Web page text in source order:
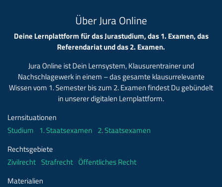
Über Jura Online
Deine Lernplattform für das Jurastudium, das 1. Examen, das
Referendariat und das 2. Examen.
Jura Online ist Dein Lernsystem, Klausurentrainer und
Nachschlagewerk in einem – das gesamte klausurrelevante
Wissen vom 1. Semester bis zum 2. Examen findest Du gebündelt
in unserer digitalen Lernplattform.
Lernsituationen
Studium 1. Staatsexamen 2. Staatsexamen
Rechtsgebiete
Zivilrecht Strafrecht Öffentliches Recht
Materialien